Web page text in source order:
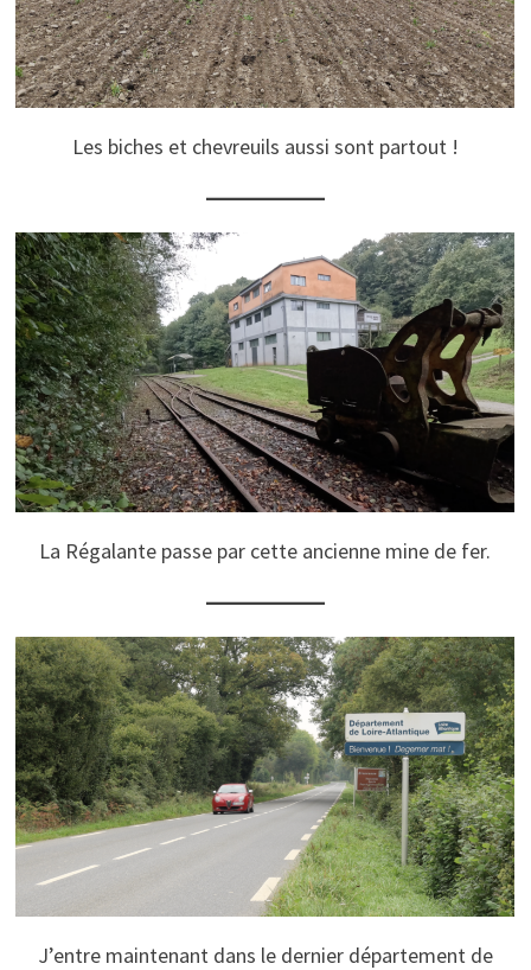
Les biches et chevreuils aussi sont partout !
La Régalante passe par cette ancienne mine de fer.
J’entre maintenant dans le dernier département de